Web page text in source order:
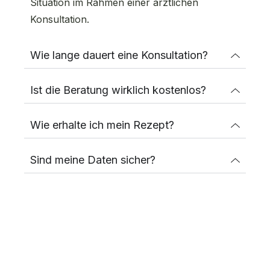
Situation im Rahmen einer ärztlichen
Konsultation.
Wie lange dauert eine Konsultation?
Ist die Beratung wirklich kostenlos?
Wie erhalte ich mein Rezept?
Sind meine Daten sicher?